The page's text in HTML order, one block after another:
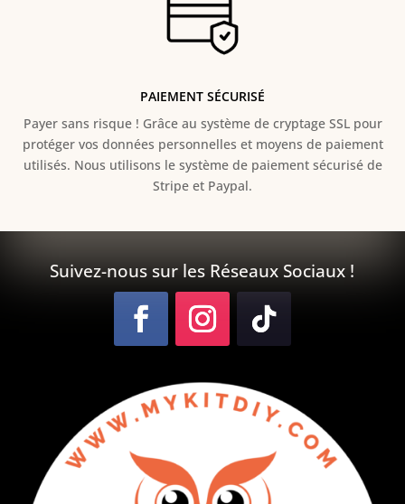
PAIEMENT SÉCURISÉ
Payer sans risque ! Grâce au système de cryptage SSL pour
protéger vos données personnelles et moyens de paiement
utilisés. Nous utilisons le système de paiement sécurisé de
Stripe et Paypal.
Suivez-nous sur les Réseaux Sociaux !